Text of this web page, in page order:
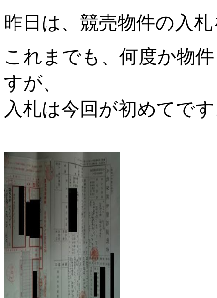
昨日は、競売物件の入
これまでも、何度か物
すが、
入札は今回が初めてで